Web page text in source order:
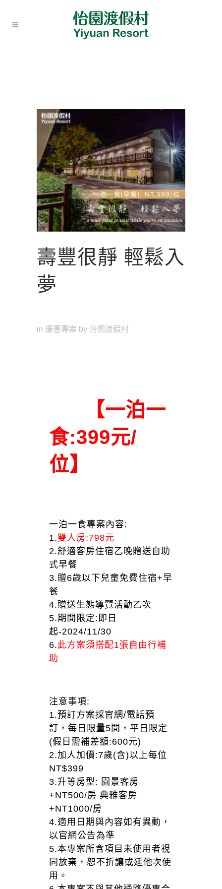
壽豐很靜 輕鬆入
夢
in 優惠專案 by 怡園渡假村
【一泊一
食:399元/
位】
一泊一食專案內容:
1.雙人房:798元
2.舒適客房住宿乙晚贈送自助
式早餐
3.贈6歲以下兒童免費住宿+早
餐
4.贈送生態導覽活動乙次
5.期間限定:即日
起-2024/11/30
6. 此方案須搭配1張自由行補
助
注意事項:
1.預訂方案採官網/電話預
訂，每日限量5間，平日限定
(假日需補差額:600元)
2.加人加價:7歲(含)以上每位
NT$399
3.升等房型: 園景客房
+NT500/房 典雅客房
+NT1000/房
4.適用日期與內容如有異動，
以官網公告為準
5.本專案所含項目未使用者視
同放棄，恕不折讓或延他次使
用。